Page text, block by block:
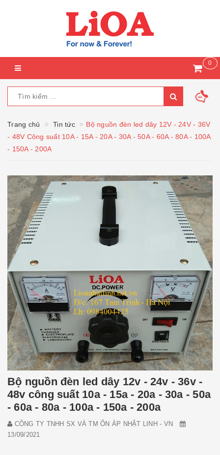
0
Trang chủ Tin tức
Bộ nguồn đèn led dây 12V - 24V - 36V
- 48V Công suất 10A - 15A - 20A - 30A - 50A - 60A - 80A - 100A
- 150A - 200A
Bộ nguồn đèn led dây 12v - 24v - 36v -
48v công suất 10a - 15a - 20a - 30a - 50a
- 60a - 80a - 100a - 150a - 200a
CÔNG TY TNHH SX VÀ TM ỔN ÁP NHẬT LINH - VN
13/09/2021